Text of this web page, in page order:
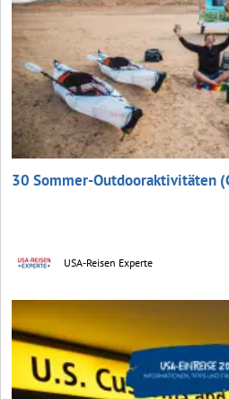
30 Sommer-Outdooraktivitäten
USA-Reisen Experte